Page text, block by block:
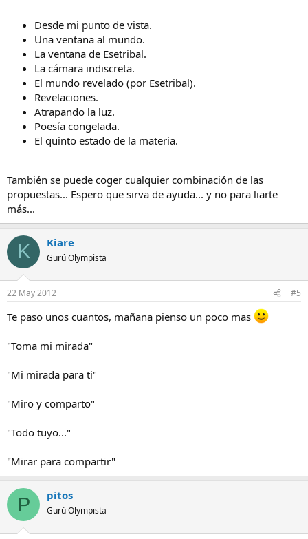
Desde mi punto de vista.
Una ventana al mundo.
La ventana de Esetribal.
La cámara indiscreta.
El mundo revelado (por Esetribal).
Revelaciones.
Atrapando la luz.
Poesía congelada.
El quinto estado de la materia.
También se puede coger cualquier combinación de las
propuestas... Espero que sirva de ayuda... y no para liarte
más...
K Kiare
Gurú Olympista
22 May 2012 #5
Te paso unos cuantos, mañana pienso un poco mas
"Toma mi mirada"
"Mi mirada para ti"
"Miro y comparto"
"Todo tuyo..."
"Mirar para compartir"
P pitos
Gurú Olympista